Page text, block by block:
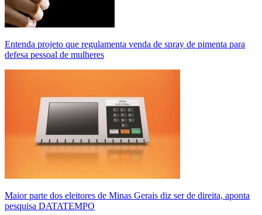
Entenda projeto que regulamenta venda de spray de pimenta para
defesa pessoal de mulheres
Maior parte dos eleitores de Minas Gerais diz ser de direita, aponta
pesquisa DATATEMPO